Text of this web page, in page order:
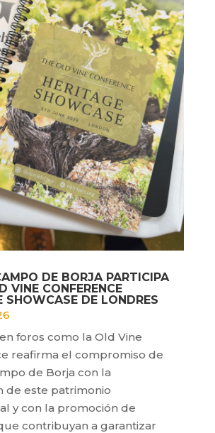
DE BORJA PARTICIPA
VINE CONFERENCE
SHOWCASE DE LONDRES
foros como la Old Vine
reafirma el compromiso de
de Borja con la
de este patrimonio
y con la promoción de
contribuyan a garantizar